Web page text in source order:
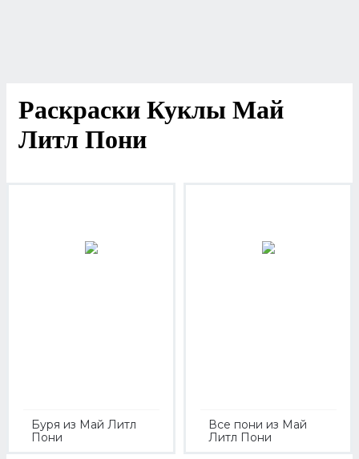
Раскраски Куклы Май
Литл Пони
Буря из Май Литл
Пони
Все пони из Май
Литл Пони